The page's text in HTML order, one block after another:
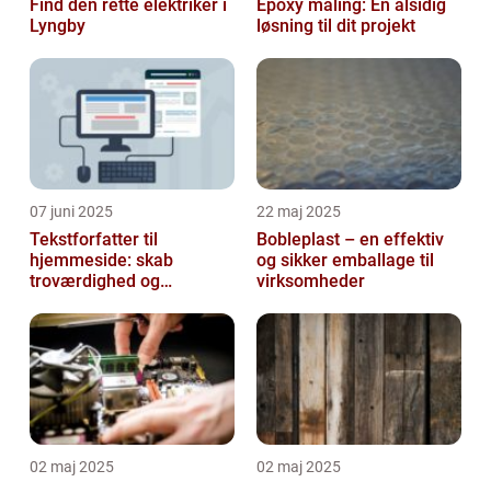
Find den rette elektriker i
Lyngby
Epoxy maling: En alsidig
løsning til dit projekt
07 juni 2025
Tekstforfatter til
hjemmeside: skab
troværdighed og
22 maj 2025
Bobleplast – en effektiv
og sikker emballage til
virksomheder
02 maj 2025 02 maj 2025